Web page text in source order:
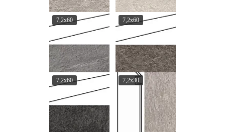
7,2x60 7,2x60
7,2x60 7,2x30